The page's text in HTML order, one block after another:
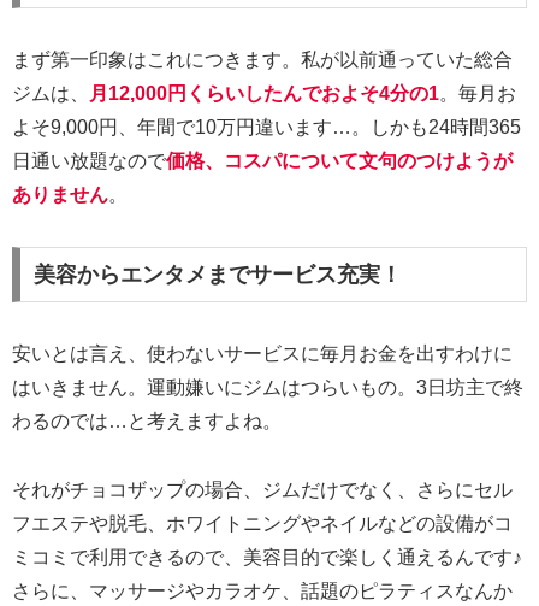
まず第一印象はこれにつきます。私が以前通っていた総合
ジムは、
月12,000円くらいしたんでおよそ4分の1。毎月お
よそ9,000円、年間で10万円違います…。しかも24時間365
日通い放題なので価格、コスパについて文句のつけようが
ありません。
美容からエンタメまでサービス充実！
安いとは言え、使わないサービスに毎月お金を出すわけに
はいきません。運動嫌いにジムはつらいもの。3日坊主で終
わるのでは…と考えますよね。
それがチョコザップの場合、ジムだけでなく、さらにセル
フエステや脱毛、ホワイトニングやネイルなどの設備がコ
ミコミで利用できるので、美容目的で楽しく通えるんです♪
さらに、マッサージやカラオケ、話題のピラティスなんか